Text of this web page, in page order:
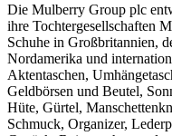
Die Mulberry Group plc
ihre Tochtergesellschaften
Schuhe in Großbritannien,
Nordamerika und
Aktentaschen,
Geldbörsen und Beutel,
Hüte, Gürtel,
Schmuck, Organizer,